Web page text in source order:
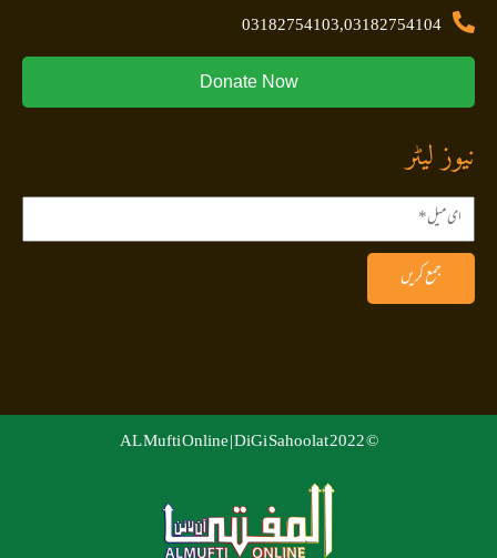
03182754103,03182754104
Donate Now
نیوز لیٹر
جمع کریں
© 2022 AL Mufti Online |
DiGi Sahoolat